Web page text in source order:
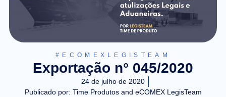
#ECOMEXLEGISTEAM
Exportação n° 045/2020
24 de julho de 2020
Publicado por: Time Produtos and eCOMEX LegisTeam